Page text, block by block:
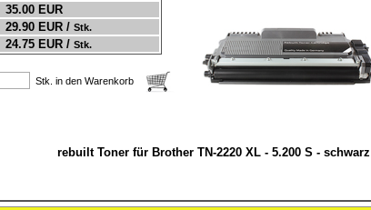
35.00 EUR
29.90 EUR / Stk.
24.75 EUR / Stk.
Stk. in den Warenkorb
rebuilt Toner für Brother TN-2220 XL - 5.200 S - schwarz